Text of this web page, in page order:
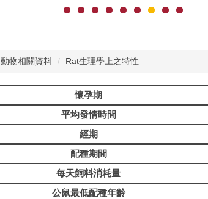
動物相關資料 Rat生理學上之特性
懷孕期
平均發情時間
經期
配種期間
每天飼料消耗量
公鼠最低配種年齡